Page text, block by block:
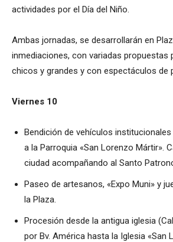
actividades por el Día del Niño.
Ambas jornadas, se desarrollarán en
inmediaciones, con variadas propuestas
chicos y grandes y con espectáculos de
Viernes 10
Bendición de vehículos
a la Parroquia «San Lorenzo Mártir».
ciudad acompañando al Santo
Paseo de artesanos, «Expo Muni» y
la Plaza.
Procesión desde la antigua iglesia
por Bv. América hasta la Iglesia «San